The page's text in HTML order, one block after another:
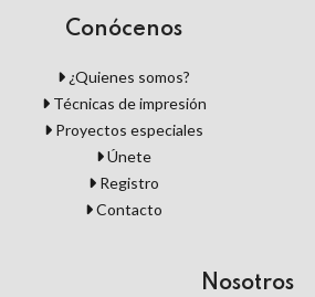
Conócenos
¿Quienes somos?
Técnicas de impresión
Proyectos especiales
Únete
Registro
Contacto
Nosotros